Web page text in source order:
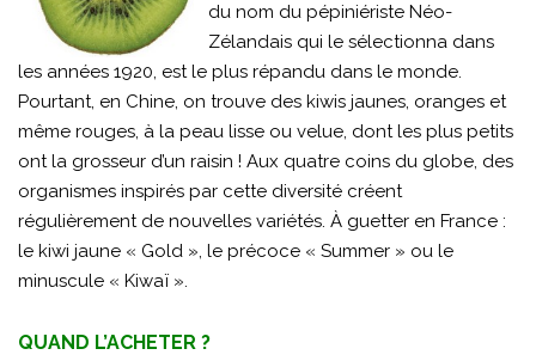
du nom du pépiniériste Néo-
Zélandais qui le sélectionna dans
les années 1920, est le plus répandu dans le monde.
Pourtant, en Chine, on trouve des kiwis jaunes, oranges et
même rouges, à la peau lisse ou velue, dont les plus petits
ont la grosseur d’un raisin ! Aux quatre coins du globe, des
organismes inspirés par cette diversité créent
régulièrement de nouvelles variétés. À guetter en France :
le kiwi jaune « Gold », le précoce « Summer » ou le
minuscule « Kiwaï ».
QUAND L’ACHETER ?